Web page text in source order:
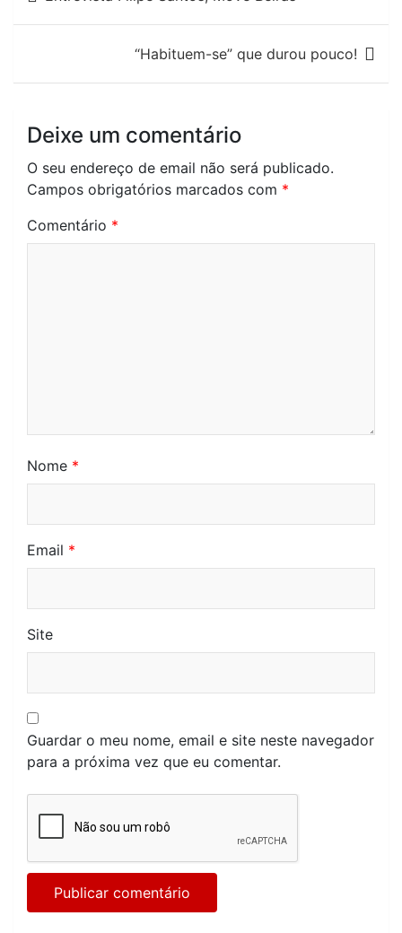
de
“Habituem-se” que durou pouco!
Deixe um comentário
O seu endereço de email não será publicado.
Campos obrigatórios marcados com *
Comentário *
Nome *
Email *
Site
Guardar o meu nome, email e site neste navegador
para a próxima vez que eu comentar.